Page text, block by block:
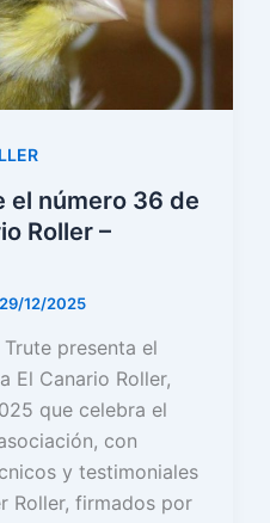
el número 36 de
Roller –
29/12/2025
presenta el
El Canario Roller,
que celebra el
con
y testimoniales
Roller, firmados por